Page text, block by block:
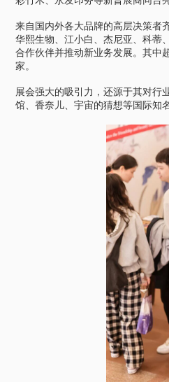
来自国内外各大品牌的高层决策者
华熙生物、江小白、杰尼亚、科蒂
合作伙伴并推动新业务发展。其中
家。
展会强大的吸引力，还源于其对行
馆、香奈儿、宇宙的猜想等国际知